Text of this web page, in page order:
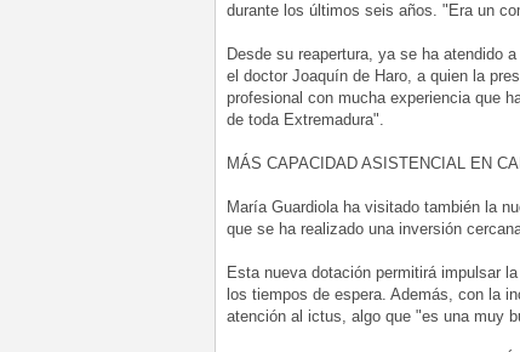
durante los últimos seis años. "Era un
Desde su reapertura, ya se ha atendido
el doctor Joaquín de Haro, a quien la
profesional con mucha experiencia que
de toda Extremadura".
MÁS CAPACIDAD ASISTENCIAL EN
María Guardiola ha visitado también la
que se ha realizado una inversión
Esta nueva dotación permitirá impulsar
los tiempos de espera. Además, con la
atención al ictus, algo que "es una muy